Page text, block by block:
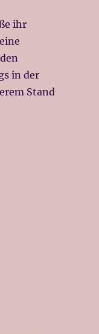
ihr
in der
Stand